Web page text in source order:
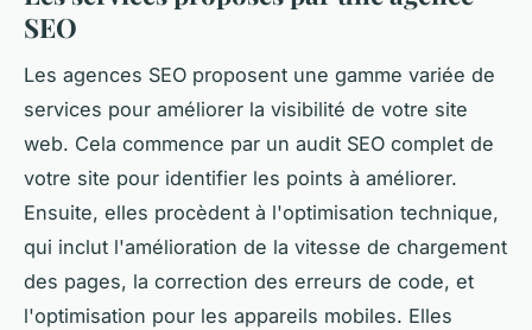
SEO
Les agences SEO proposent une gamme variée de
services pour améliorer la visibilité de votre site
web. Cela commence par un audit SEO complet de
votre site pour identifier les points à améliorer.
Ensuite, elles procèdent à l'optimisation technique,
qui inclut l'amélioration de la vitesse de chargement
des pages, la correction des erreurs de code, et
l'optimisation pour les appareils mobiles. Elles